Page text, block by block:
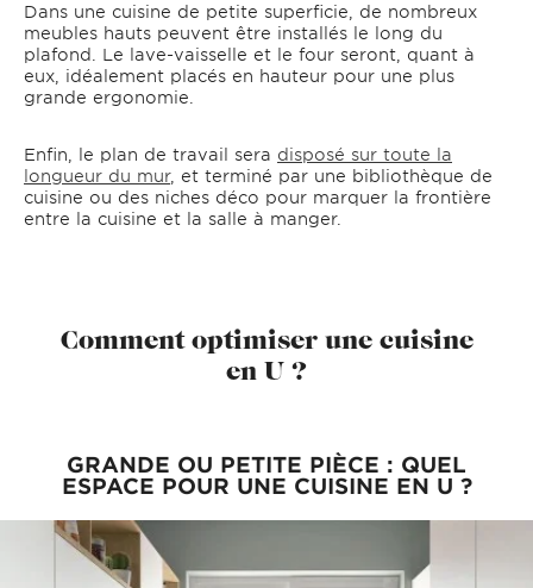
Dans une cuisine de petite superficie, de nombreux
meubles hauts peuvent être installés le long du
plafond. Le lave-vaisselle et le four seront, quant à
eux, idéalement placés en hauteur pour une plus
grande ergonomie.
Enfin, le plan de travail sera disposé sur toute la
longueur du mur, et terminé par une bibliothèque de
cuisine ou des niches déco pour marquer la frontière
entre la cuisine et la salle à manger.
Comment optimiser une cuisine
en U ?
GRANDE OU PETITE PIÈCE : QUEL
ESPACE POUR UNE CUISINE EN U ?